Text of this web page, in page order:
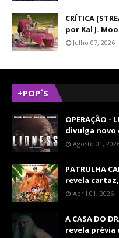
CRÍTICA
por Kal J.
Julho 07, 2026
+POP´S
OPERAÇÃO
divulga
Agosto 01,
PATRULHA
revela
Abril 01, 2026
A CASA DO
revela